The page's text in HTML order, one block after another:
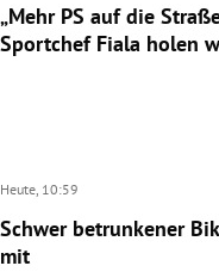
„Mehr PS auf die
Sportchef Fiala holen
Heute, 10:59
Schwer betrunkener
mit